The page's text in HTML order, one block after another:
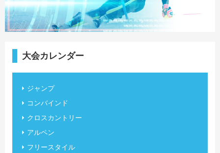
大会カレンダー
ジャンプ
コンバインド
クロスカントリー
アルペン
フリースタイル